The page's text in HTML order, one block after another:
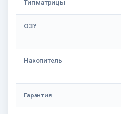
Тип матрицы
ОЗУ
Накопитель
Гарантия